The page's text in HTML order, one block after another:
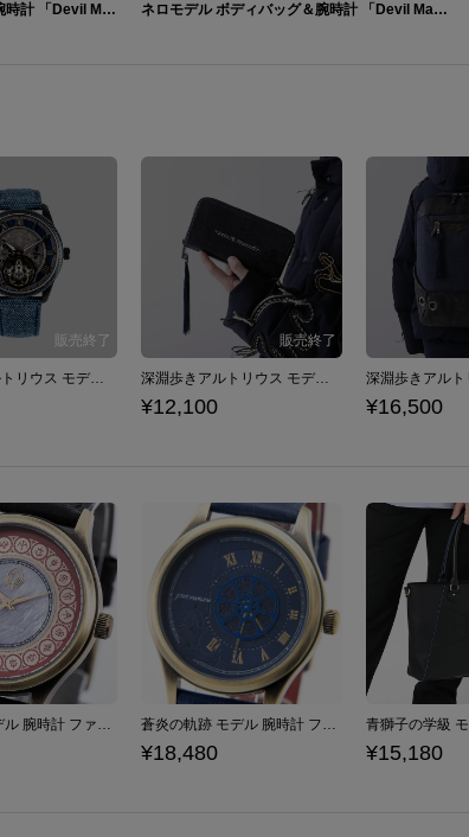
ダンテモデル ボディバッグ＆腕時計 「Devil May Cry」 シリーズ ネロモデル ボディバッグ＆腕時計 「Devil May Cry」 シリーズ
深淵歩きアルトリウス モデル 腕時計 DARK SOULS ダークソウル 深淵歩きアルトリウス モデル 長財布 DARK SOULS ダークソウル
¥12,100 ¥16,500
風花雪月 モデル 腕時計 ファイアーエムブレム 蒼炎の軌跡 モデル 腕時計 ファイアーエムブレム
¥18,480 ¥15,180